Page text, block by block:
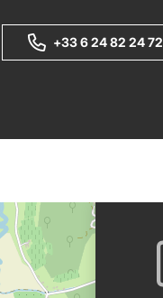
+33 6 24 82 24 72